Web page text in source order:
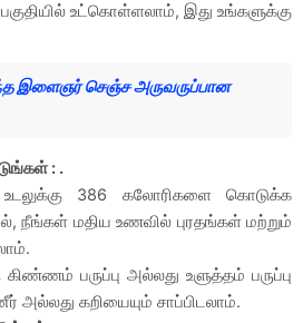
உட்கொள்ளலாம், இது உங்களுக்கு
இளைஞர் செஞ்ச அருவருப்பான
: .
386 கலோரிகளை கொடுக்க
நீங்கள் மதிய உணவில் புரதங்கள் மற்றும்
பருப்பு அல்லது உளுத்தம் பருப்பு
கறியையும் சாப்பிடலாம்.